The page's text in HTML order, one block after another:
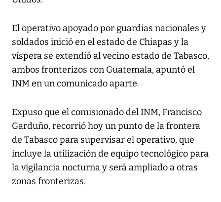
El operativo apoyado por guardias nacionales y
soldados inició en el estado de Chiapas y la
víspera se extendió al vecino estado de Tabasco,
ambos fronterizos con Guatemala, apuntó el
INM en un comunicado aparte.
Expuso que el comisionado del INM, Francisco
Garduño, recorrió hoy un punto de la frontera
de Tabasco para supervisar el operativo, que
incluye la utilización de equipo tecnológico para
la vigilancia nocturna y será ampliado a otras
zonas fronterizas.